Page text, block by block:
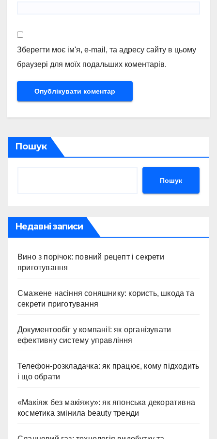
Зберегти моє ім'я, e-mail, та адресу сайту в цьому
браузері для моїх подальших коментарів.
Пошук
Пошук
Недавні записи
Вино з порічок: повний рецепт і секрети
приготування
Смажене насіння соняшнику: користь, шкода та
секрети приготування
Документообіг у компанії: як організувати
ефективну систему управління
Телефон-розкладачка: як працює, кому підходить
і що обрати
«Макіяж без макіяжу»: як японська декоративна
косметика змінила beauty тренди